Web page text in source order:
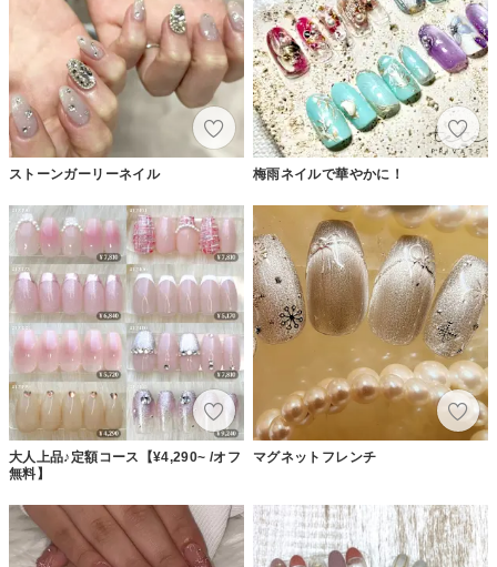
ストーンガーリーネイル 梅雨ネイルで華やかに！
大人上品♪定額コース【¥4,290~ /オフ
無料】
マグネットフレンチ